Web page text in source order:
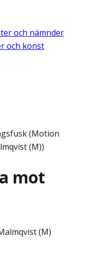
och nämnder
och konst
(Motion
(M))
mot
(M)